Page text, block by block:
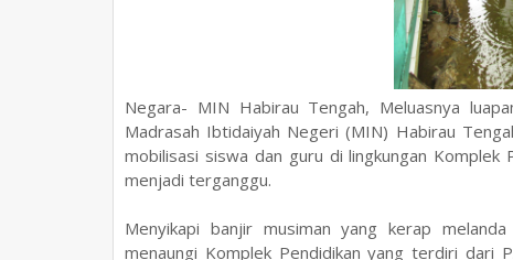
Negara- MIN Habirau Tengah, Meluasnya
Madrasah Ibtidaiyah Negeri (MIN) Habirau
mobilisasi siswa dan guru di lingkungan Komplek
menjadi terganggu.
Menyikapi banjir musiman yang kerap
menaungi Komplek Pendidikan yang terdiri dari